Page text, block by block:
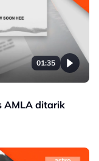
01:35
AMLA ditarik